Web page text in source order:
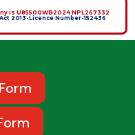
is U85500WB2024 NPL267332
2013-Licence Number-152436